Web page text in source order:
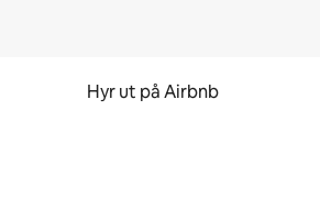
Hyr ut på Airbnb